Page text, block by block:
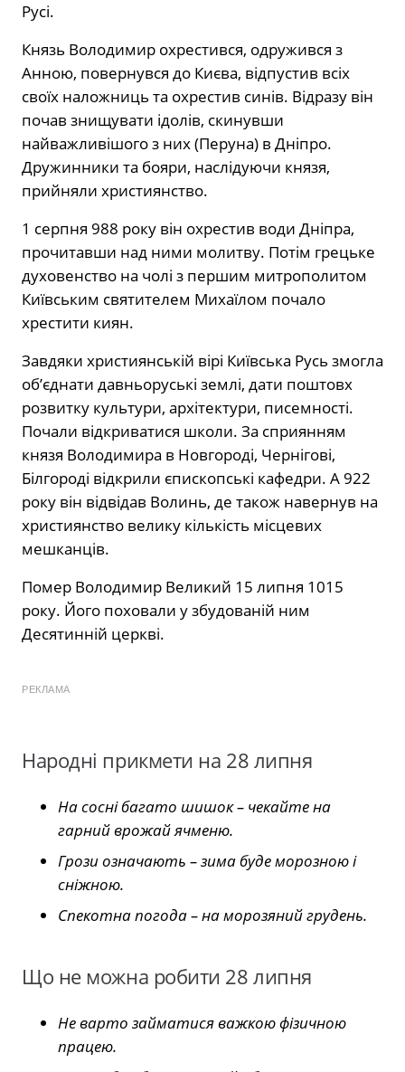
Русі.
Князь Володимир охрестився, одружився з
Анною, повернувся до Києва, відпустив всіх
своїх наложниць та охрестив синів. Відразу він
почав знищувати ідолів, скинувши
найважливішого з них (Перуна) в Дніпро.
Дружинники та бояри, наслідуючи князя,
прийняли християнство.
1 серпня 988 року він охрестив води Дніпра,
прочитавши над ними молитву. Потім грецьке
духовенство на чолі з першим митрополитом
Київським святителем Михаїлом почало
хрестити киян.
Завдяки християнській вірі Київська Русь змогла
об’єднати давньоруські землі, дати поштовх
розвитку культури, архітектури, писемності.
Почали відкриватися школи. За сприянням
князя Володимира в Новгороді, Чернігові,
Білгороді відкрили єпископські кафедри. А 922
року він відвідав Волинь, де також навернув на
християнство велику кількість місцевих
мешканців.
Помер Володимир Великий 15 липня 1015
року. Його поховали у збудованій ним
Десятинній церкві.
РЕКЛАМА
Народні прикмети на 28 липня
На сосні багато шишок – чекайте на
гарний врожай ячменю.
Грози означають – зима буде морозною і
сніжною.
Спекотна погода – на морозяний грудень.
Що не можна робити 28 липня
Не варто займатися важкою фізичною
працею.